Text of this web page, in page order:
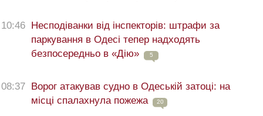
10:46 Несподіванки від інспекторів: штрафи за
паркування в Одесі тепер надходять
безпосередньо в «Дію»
5
08:37 Ворог атакував судно в Одеській затоці: на
місці спалахнула пожежа
20